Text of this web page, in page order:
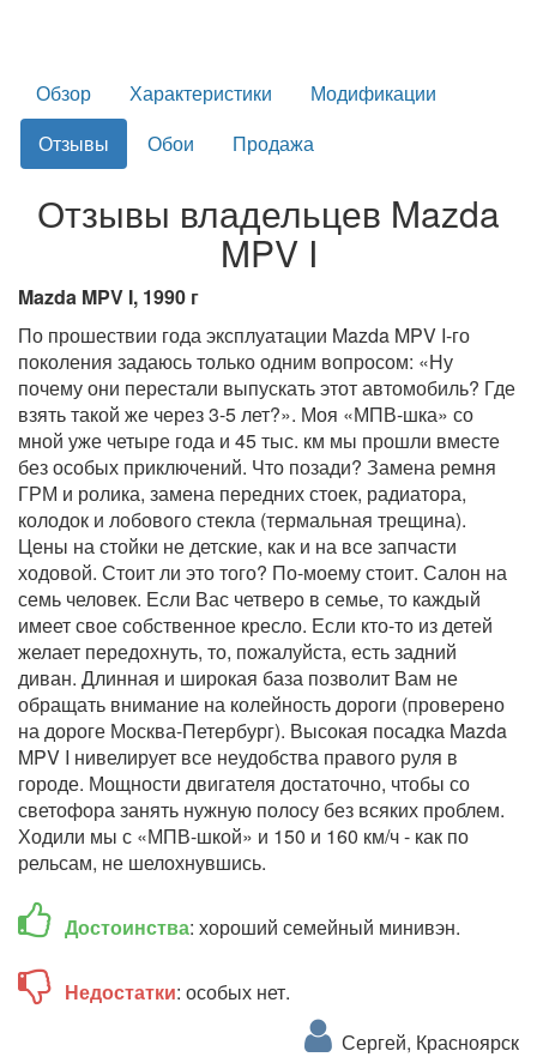
Обзор Характеристики
Модификации
Отзывы
Обои Продажа
Отзывы владельцев Mazda
MPV I
Mazda MPV I, 1990 г
По прошествии года эксплуатации Mazda MPV I-го
поколения задаюсь только одним вопросом: «Ну
почему они перестали выпускать этот автомобиль? Где
взять такой же через 3-5 лет?». Моя «МПВ-шка» со
мной уже четыре года и 45 тыс. км мы прошли вместе
без особых приключений. Что позади? Замена ремня
ГРМ и ролика, замена передних стоек, радиатора,
колодок и лобового стекла (термальная трещина).
Цены на стойки не детские, как и на все запчасти
ходовой. Стоит ли это того? По-моему стоит. Салон на
семь человек. Если Вас четверо в семье, то каждый
имеет свое собственное кресло. Если кто-то из детей
желает передохнуть, то, пожалуйста, есть задний
диван. Длинная и широкая база позволит Вам не
обращать внимание на колейность дороги (проверено
на дороге Москва-Петербург). Высокая посадка Mazda
MPV I нивелирует все неудобства правого руля в
городе. Мощности двигателя достаточно, чтобы со
светофора занять нужную полосу без всяких проблем.
Ходили мы с «МПВ-шкой» и 150 и 160 км/ч - как по
рельсам, не шелохнувшись.
Достоинства: хороший семейный минивэн.
Недостатки: особых нет.
Сергей, Красноярск